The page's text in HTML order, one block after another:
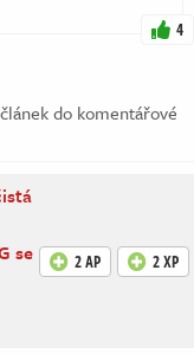
4
do komentářové
se
2 AP 2 XP